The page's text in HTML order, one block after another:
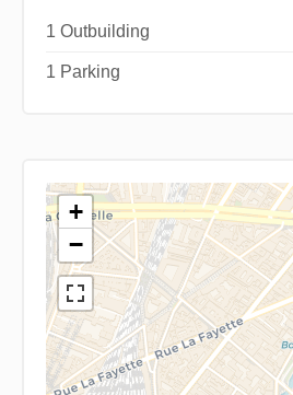
1 Outbuilding
1 Parking
+
−